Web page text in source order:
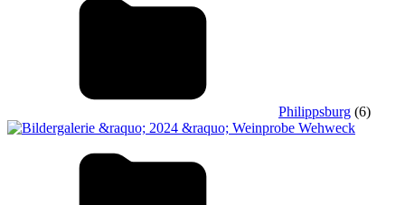
Philippsburg (6)